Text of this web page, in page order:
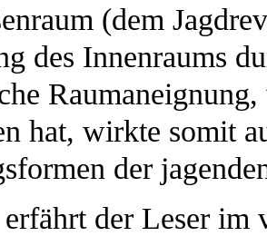
(dem
des Innenraums
hat, wirkte somit
der
der Leser im